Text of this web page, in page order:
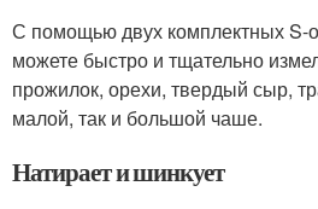
С помощью двух комплектных S-
можете быстро и тщательно
прожилок, орехи, твердый сыр,
малой, так и большой чаше.
Натирает и шинкует